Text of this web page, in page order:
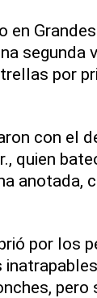
en
segunda
por
con el
quien
anotada,
por los
pero